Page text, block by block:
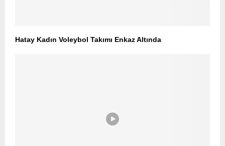
Hatay Kadın Voleybol Takımı Enkaz Altında